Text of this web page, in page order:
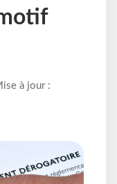
à jour :